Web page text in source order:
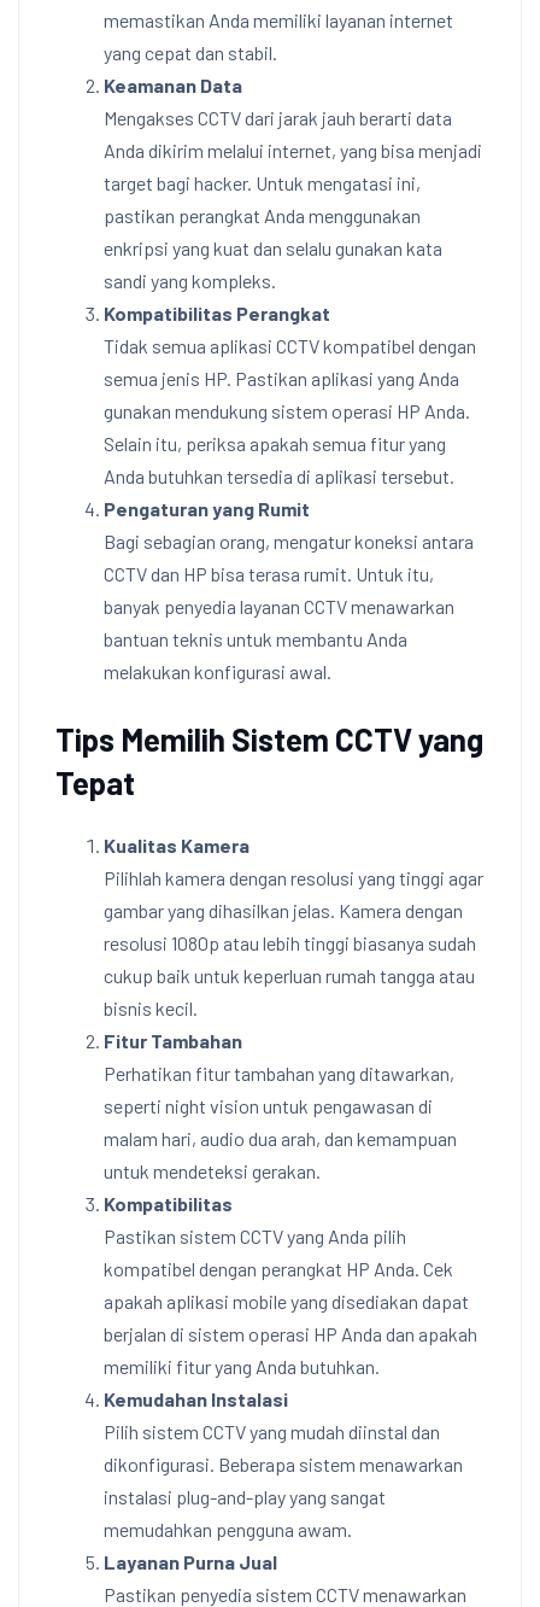
memastikan Anda memiliki layanan internet
yang cepat dan stabil.
Keamanan Data
Mengakses CCTV dari jarak jauh berarti data
Anda dikirim melalui internet, yang bisa menjadi
target bagi hacker. Untuk mengatasi ini,
pastikan perangkat Anda menggunakan
enkripsi yang kuat dan selalu gunakan kata
sandi yang kompleks.
Kompatibilitas Perangkat
Tidak semua aplikasi CCTV kompatibel dengan
semua jenis HP. Pastikan aplikasi yang Anda
gunakan mendukung sistem operasi HP Anda.
Selain itu, periksa apakah semua fitur yang
Anda butuhkan tersedia di aplikasi tersebut.
Pengaturan yang Rumit
Bagi sebagian orang, mengatur koneksi antara
CCTV dan HP bisa terasa rumit. Untuk itu,
banyak penyedia layanan CCTV menawarkan
bantuan teknis untuk membantu Anda
melakukan konfigurasi awal.
Tips Memilih Sistem CCTV yang
Tepat
Kualitas Kamera
Pilihlah kamera dengan resolusi yang tinggi agar
gambar yang dihasilkan jelas. Kamera dengan
resolusi 1080p atau lebih tinggi biasanya sudah
cukup baik untuk keperluan rumah tangga atau
bisnis kecil.
Fitur Tambahan
Perhatikan fitur tambahan yang ditawarkan,
seperti night vision untuk pengawasan di
malam hari, audio dua arah, dan kemampuan
untuk mendeteksi gerakan.
Kompatibilitas
Pastikan sistem CCTV yang Anda pilih
kompatibel dengan perangkat HP Anda. Cek
apakah aplikasi mobile yang disediakan dapat
berjalan di sistem operasi HP Anda dan apakah
memiliki fitur yang Anda butuhkan.
Kemudahan Instalasi
Pilih sistem CCTV yang mudah diinstal dan
dikonfigurasi. Beberapa sistem menawarkan
instalasi plug-and-play yang sangat
memudahkan pengguna awam.
Layanan Purna Jual
Pastikan penyedia sistem CCTV menawarkan